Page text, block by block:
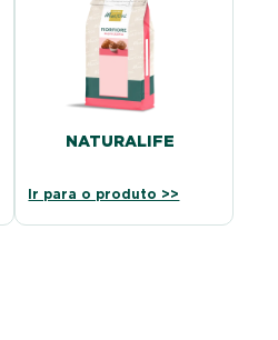
NATURALIFE
Ir para o produto >>